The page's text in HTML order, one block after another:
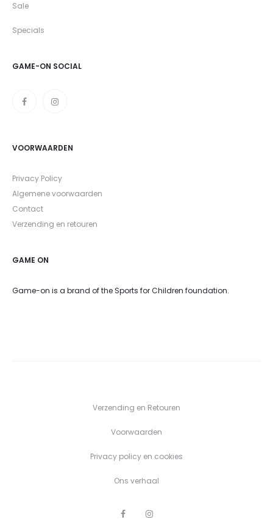
Sale
Specials
GAME-ON SOCIAL
VOORWAARDEN
Privacy Policy
Algemene voorwaarden
Contact
Verzending en retouren
GAME ON
Game-on is a brand of the Sports for Children foundation.
Verzending en Retouren
Voorwaarden
Privacy policy en cookies
Ons verhaal
F
I